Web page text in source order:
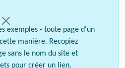
exemples - toute page d'un
manière. Recopiez
sans le nom du site et
pour créer un lien.